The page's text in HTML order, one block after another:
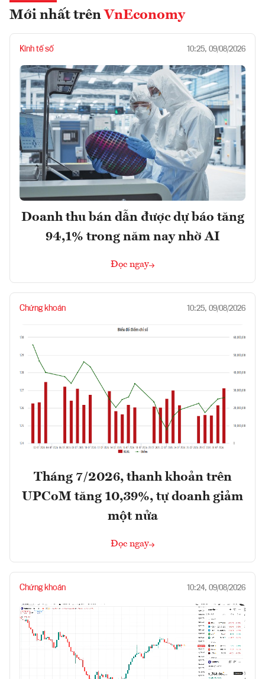
Mới nhất trên VnEconomy
Kinh tế số 10:25, 09/08/2026
Doanh thu bán dẫn được dự báo tăng
94,1% trong năm nay nhờ AI
Đọc ngay
Chứng khoán 10:25, 09/08/2026
Tháng 7/2026, thanh khoản trên
UPCoM tăng 10,39%, tự doanh giảm
một nửa
Đọc ngay
Chứng khoán 10:24, 09/08/2026